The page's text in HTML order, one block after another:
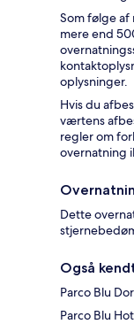
Som følge af
mere end
oplysninger.
Hvis du
værtens
regler om
overnatning
Dette
Også
Parco Blu
Parco Blu